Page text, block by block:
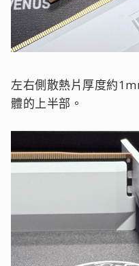
左右側散熱片厚度約
體的上半部。